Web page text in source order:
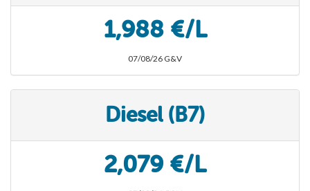
1,988 €/L
07/08/26 G&V
Diesel (B7)
2,079 €/L